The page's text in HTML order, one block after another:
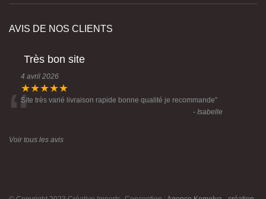
AVIS DE NOS CLIENTS
Très bon site
4 avril 2026
★★★★★
“Site très varié livraison rapide bonne qualité je recommande”
- Isabelle
Voir tous les avis